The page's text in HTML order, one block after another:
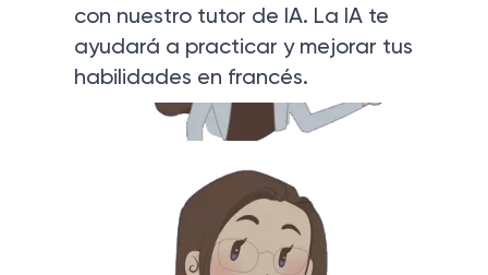
con nuestro tutor de IA. La IA te
ayudará a practicar y mejorar tus
habilidades en francés.